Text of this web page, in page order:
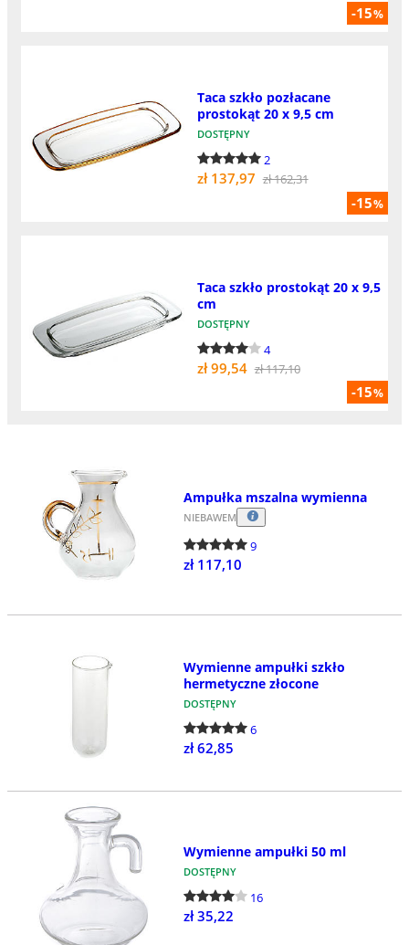
-15%
-15%
Taca szkło pozłacane
prostokąt 20 x 9,5 cm
DOSTĘPNY
2
zł 137,97 zł 162,31
-15%
Taca szkło prostokąt 20 x 9,5
cm
DOSTĘPNY
4
zł 99,54 zł 117,10
Ampułka mszalna wymienna
NIEBAWEM
9
zł 117,10
Wymienne ampułki szkło
hermetyczne złocone
DOSTĘPNY
6
zł 62,85
Wymienne ampułki 50 ml
DOSTĘPNY
16
zł 35,22